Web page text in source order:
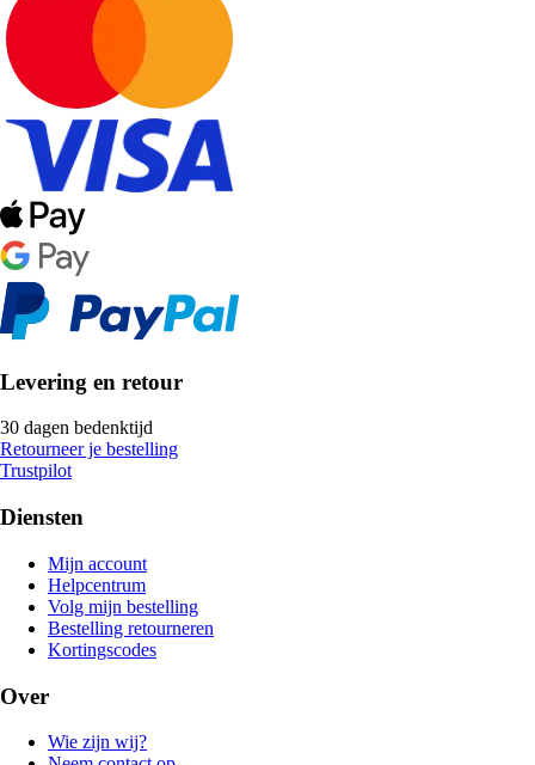
Levering en retour
30 dagen bedenktijd
Retourneer je bestelling
Trustpilot
Diensten
Mijn account
Helpcentrum
Volg mijn bestelling
Bestelling retourneren
Kortingscodes
Over
Wie zijn wij?